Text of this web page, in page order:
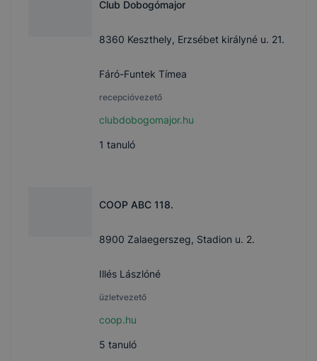
Club Dobogómajor
8360 Keszthely, Erzsébet királyné u. 21.
Fáró-Funtek Tímea
recepcióvezető
clubdobogomajor.hu
1 tanuló
COOP ABC 118.
8900 Zalaegerszeg, Stadion u. 2.
Illés Lászlóné
üzletvezető
coop.hu
5 tanuló